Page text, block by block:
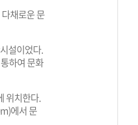
채로운 문
설이었다.
하여 문화
위치한다.
에서 문